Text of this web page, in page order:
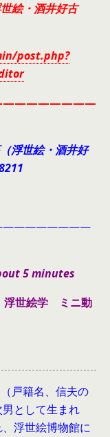
絵・酒井好古
post.php?
浮世絵・酒井好
5 minutes
浮世絵学 ミニ動
戸籍名、信夫の
として生まれ
浮世絵博物館に